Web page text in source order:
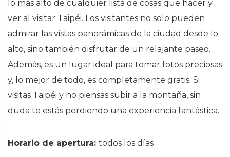
lo más alto de cualquier lista de cosas que hacer y
ver al visitar Taipéi. Los visitantes no solo pueden
admirar las vistas panorámicas de la ciudad desde lo
alto, sino también disfrutar de un relajante paseo.
Además, es un lugar ideal para tomar fotos preciosas
y, lo mejor de todo, es completamente gratis. Si
visitas Taipéi y no piensas subir a la montaña, sin
duda te estás perdiendo una experiencia fantástica.
Horario de apertura: todos los días